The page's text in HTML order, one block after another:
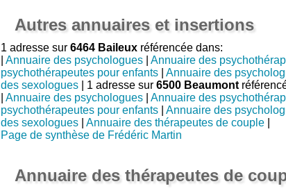
Autres annuaires et insertions
1 adresse sur 6464 Baileuxréférencée dans:
Annuaire des psychologues| Annuaire des
psychothérapeutes pour enfants| Annuaire des
des sexologues| 1 adresse sur 6500 Beaumont
Annuaire des psychologues| Annuaire des
psychothérapeutes pour enfants| Annuaire des
des sexologues| Annuaire des thérapeutes de couple|
Page de synthèse de Frédéric Martin
Annuaire des thérapeutes de